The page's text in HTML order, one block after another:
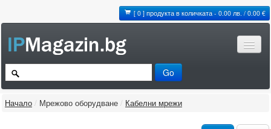
[ 0 ] продукта в количката - 0.00 лв. / 0.00 €
Начало / Мрежово оборудване / Кабелни мрежи